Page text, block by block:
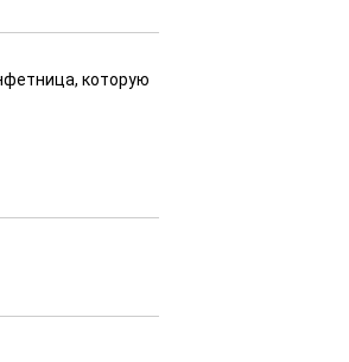
которую